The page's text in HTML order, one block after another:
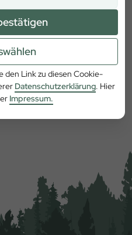
den Link zu diesen Cookie-
Datenschutzerklärung. Hier
Impressum.